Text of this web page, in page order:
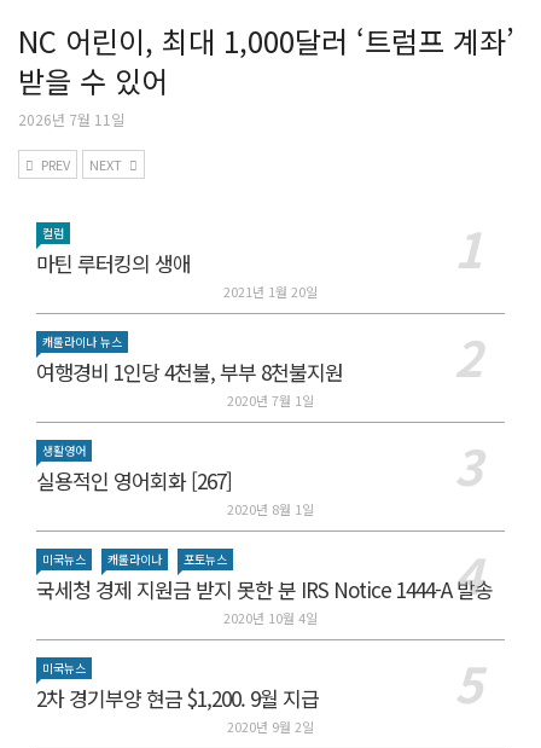
NC 어린이, 최대 1,000달러 ‘트럼프 계좌’
받을 수 있어
2026년 7월 11일
PREV NEXT
컬럼
마틴 루터킹의 생애
2021년 1월 20일
캐롤라이나 뉴스
여행경비 1인당 4천불, 부부 8천불지원
2020년 7월 1일
생활영어
실용적인 영어회화 [267]
2020년 8월 1일
미국뉴스 캐롤라이나 포토뉴스
국세청 경제 지원금 받지 못한 분 IRS Notice 1444-A 발송
2020년 10월 4일
미국뉴스
2차 경기부양 현금 $1,200. 9월 지급
2020년 9월 2일